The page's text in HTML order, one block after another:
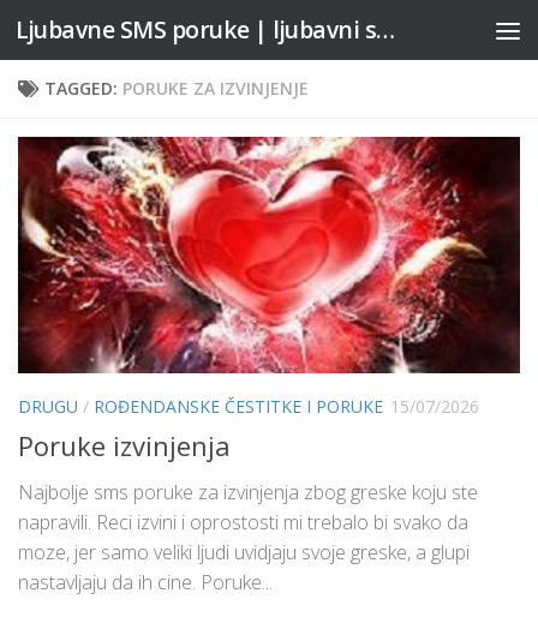
Skip to content Ljubavne SMS poruke | ljubavni stihovi
TAGGED: PORUKE ZA IZVINJENJE
DRUGU / ROĐENDANSKE ČESTITKE I PORUKE 15/07/2026
Poruke izvinjenja
Najbolje sms poruke za izvinjenja zbog greske koju ste
napravili. Reci izvini i oprostosti mi trebalo bi svako da
moze, jer samo veliki ljudi uvidjaju svoje greske, a glupi
nastavljaju da ih cine. Poruke...